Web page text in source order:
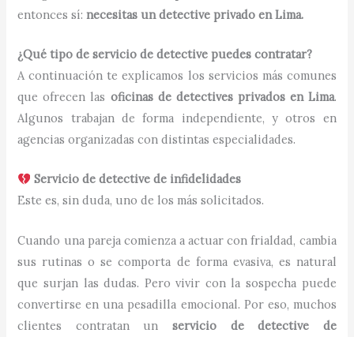
entonces sí: necesitas un detective privado en Lima.
¿Qué tipo de servicio de detective puedes contratar?
A continuación te explicamos los servicios más comunes
que ofrecen las oficinas de detectives privados en Lima.
Algunos trabajan de forma independiente, y otros en
agencias organizadas con distintas especialidades.
Servicio de detective de infidelidades
Este es, sin duda, uno de los más solicitados.
Cuando una pareja comienza a actuar con frialdad, cambia
sus rutinas o se comporta de forma evasiva, es natural
que surjan las dudas. Pero vivir con la sospecha puede
convertirse en una pesadilla emocional. Por eso, muchos
clientes contratan un servicio de detective de